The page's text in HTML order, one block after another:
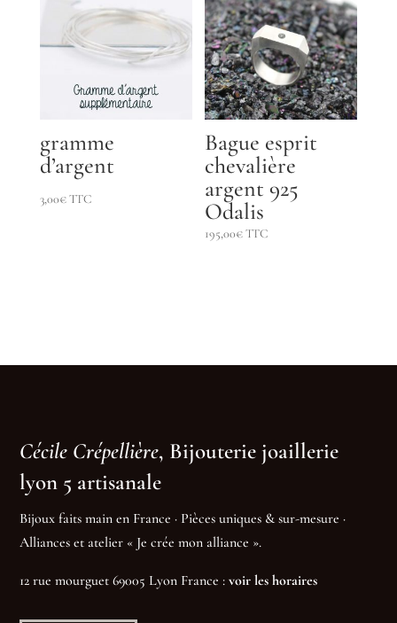
gramme
d’argent
3,00€TTC
Bague esprit
chevalière
argent 925
Odalis
195,00€TTC
Cécile Crépellière, Bijouterie joaillerie
lyon 5 artisanale
Bijoux faits main en France · Pièces uniques & sur-mesure ·
Alliances et atelier « Je crée mon alliance ».
12 rue mourguet 69005 Lyon France :voir les horaires